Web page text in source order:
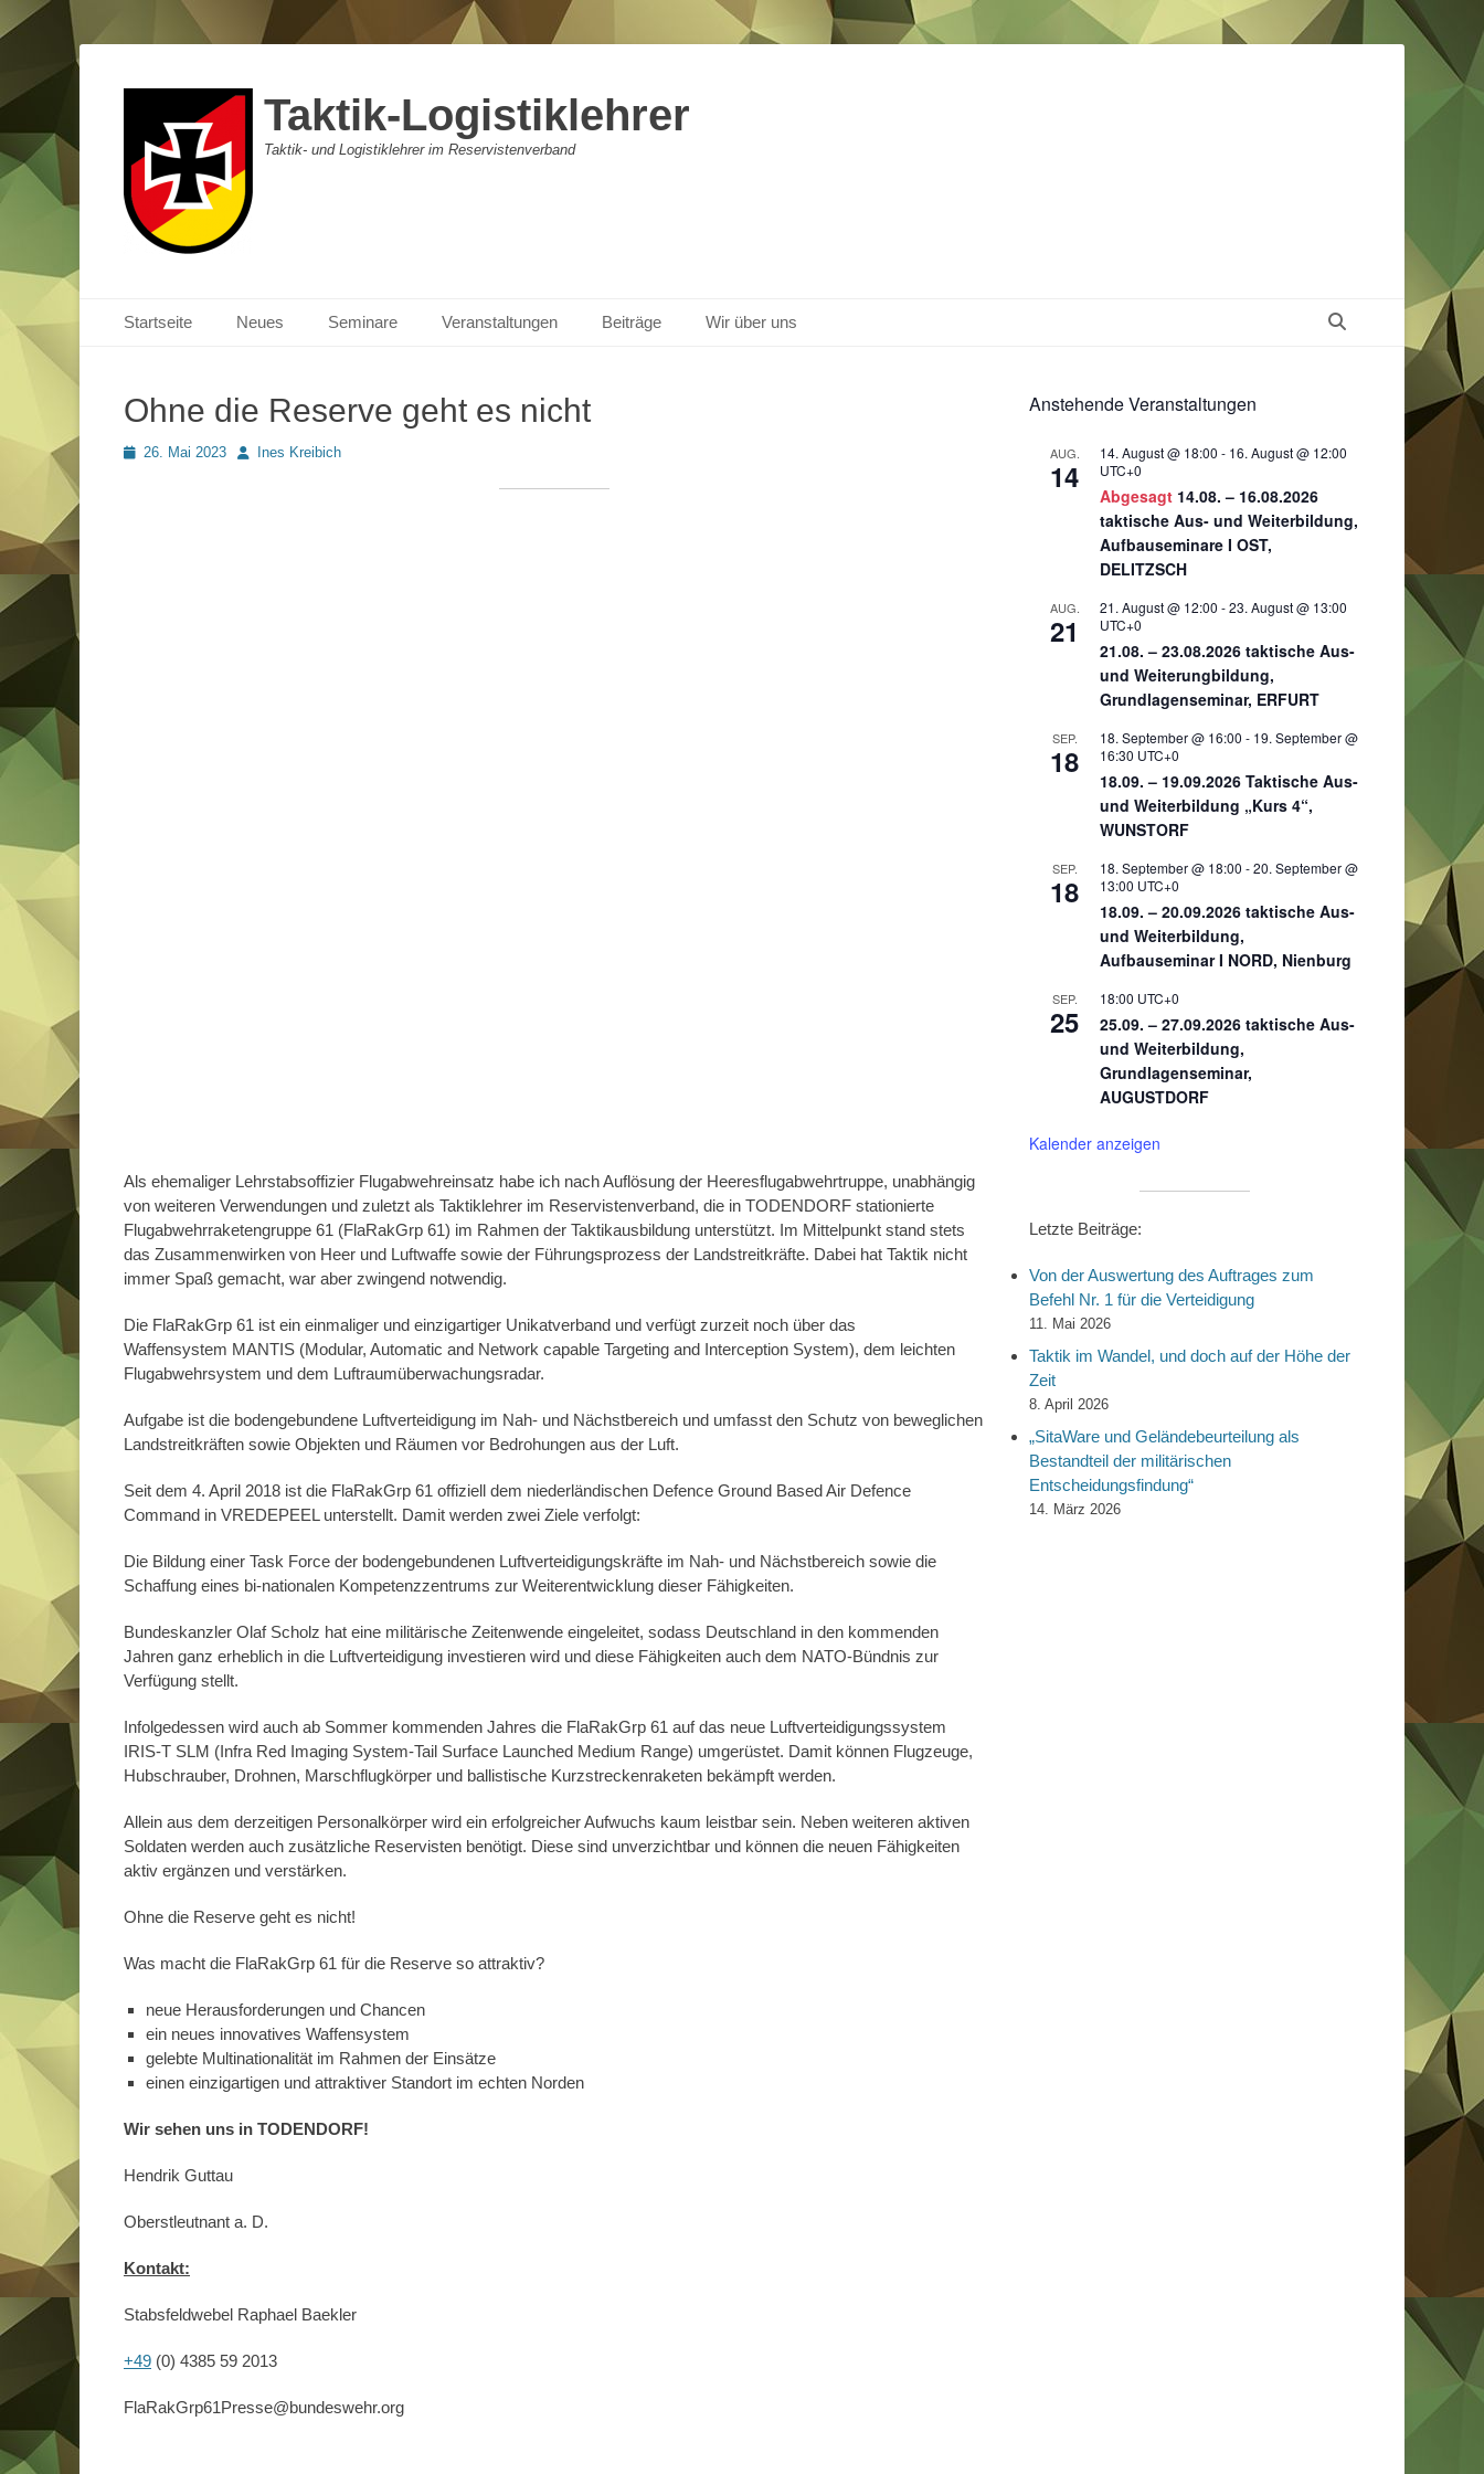
Taktik-Logistiklehrer
Taktik- und Logistiklehrer im Reservistenverband
Primäres Menü
Inhalt
Startseite Neues Seminare Veranstaltungen Beiträge Wir über uns
Suchen
Ohne die Reserve geht es nicht
Posted26. Mai 2023 AutorInes Kreibich
Als ehemaliger Lehrstabsoffizier Flugabwehreinsatz habe ich nach Auflösung der Heeresflugabwehrtruppe, unabhängig
von weiteren Verwendungen und zuletzt als Taktiklehrer im Reservistenverband, die in TODENDORF stationierte
Flugabwehrraketengruppe 61 (FlaRakGrp 61) im Rahmen der Taktikausbildung unterstützt. Im Mittelpunkt stand stets
das Zusammenwirken von Heer und Luftwaffe sowie der Führungsprozess der Landstreitkräfte. Dabei hat Taktik nicht
immer Spaß gemacht, war aber zwingend notwendig.
Die FlaRakGrp 61 ist ein einmaliger und einzigartiger Unikatverband und verfügt zurzeit noch über das
Waffensystem MANTIS (Modular, Automatic and Network capable Targeting and Interception System), dem leichten
Flugabwehrsystem und dem Luftraumüberwachungsradar.
Aufgabe ist die bodengebundene Luftverteidigung im Nah- und Nächstbereich und umfasst den Schutz von beweglichen
Landstreitkräften sowie Objekten und Räumen vor Bedrohungen aus der Luft.
Seit dem 4. April 2018 ist die FlaRakGrp 61 offiziell dem niederländischen Defence Ground Based Air Defence
Command in VREDEPEEL unterstellt. Damit werden zwei Ziele verfolgt:
Die Bildung einer Task Force der bodengebundenen Luftverteidigungskräfte im Nah- und Nächstbereich sowie die
Schaffung eines bi-nationalen Kompetenzzentrums zur Weiterentwicklung dieser Fähigkeiten.
Bundeskanzler Olaf Scholz hat eine militärische Zeitenwende eingeleitet, sodass Deutschland in den kommenden
Jahren ganz erheblich in die Luftverteidigung investieren wird und diese Fähigkeiten auch dem NATO-Bündnis zur
Verfügung stellt.
Infolgedessen wird auch ab Sommer kommenden Jahres die FlaRakGrp 61 auf das neue Luftverteidigungssystem
IRIS-T SLM (Infra Red Imaging System-Tail Surface Launched Medium Range) umgerüstet. Damit können Flugzeuge,
Hubschrauber, Drohnen, Marschflugkörper und ballistische Kurzstreckenraketen bekämpft werden.
Allein aus dem derzeitigen Personalkörper wird ein erfolgreicher Aufwuchs kaum leistbar sein. Neben weiteren aktiven
Soldaten werden auch zusätzliche Reservisten benötigt. Diese sind unverzichtbar und können die neuen Fähigkeiten
aktiv ergänzen und verstärken.
Ohne die Reserve geht es nicht!
Was macht die FlaRakGrp 61 für die Reserve so attraktiv?
neue Herausforderungen und Chancen
ein neues innovatives Waffensystem
gelebte Multinationalität im Rahmen der Einsätze
einen einzigartigen und attraktiver Standort im echten Norden
Wir sehen uns in TODENDORF!
Hendrik Guttau
Oberstleutnant a. D.
Kontakt:
Stabsfeldwebel Raphael Baekler
+49 (0) 4385 59 2013
FlaRakGrp61Presse@bundeswehr.org
Anstehende Veranstaltungen
AUG.
14
14. August @ 18:00 - 16. August @ 12:00
UTC+0
Abgesagt 14.08. – 16.08.2026
taktische Aus- und Weiterbildung,
Aufbauseminare I OST,
DELITZSCH
AUG.
21
21. August @ 12:00 -23. August @ 13:00
UTC+0
21.08. – 23.08.2026 taktische Aus-
und Weiterungbildung,
Grundlagenseminar, ERFURT
SEP.
18
18. September @ 16:00 - 19. September @
16:30 UTC+0
18.09. – 19.09.2026 Taktische Aus-
und Weiterbildung „Kurs 4“,
WUNSTORF
SEP.
18
18. September @ 18:00 -20. September @
13:00 UTC+0
18.09. – 20.09.2026 taktische Aus-
und Weiterbildung,
Aufbauseminar I NORD, Nienburg
SEP.
25
18:00 UTC+0
25.09. – 27.09.2026 taktische Aus-
und Weiterbildung,
Grundlagenseminar,
AUGUSTDORF
Kalender anzeigen
Letzte Beiträge:
Von der Auswertung des Auftrages zum
Befehl Nr. 1 für die Verteidigung
11. Mai 2026
Taktik im Wandel, und doch auf der Höhe der
Zeit
8. April 2026
„SitaWare und Geländebeurteilung als
Bestandteil der militärischen
Entscheidungsfindung“
14. März 2026